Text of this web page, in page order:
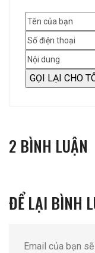
2 BÌNH LUẬN
ĐỂ LẠI BÌNH
Email của bạn